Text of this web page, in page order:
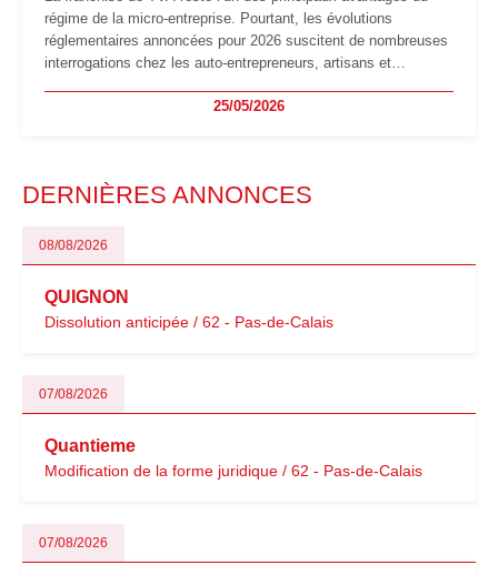
régime de la micro-entreprise. Pourtant, les évolutions
réglementaires annoncées pour 2026 suscitent de nombreuses
interrogations chez les auto-entrepreneurs, artisans et
facturation ou risque de bascule vers la TVA : les règles
25/05/2026
DERNIÈRES ANNONCES
08/08/2026
QUIGNON
Dissolution anticipée / 62 - Pas-de-Calais
07/08/2026
Quantieme
Modification de la forme juridique / 62 - Pas-de-Calais
07/08/2026